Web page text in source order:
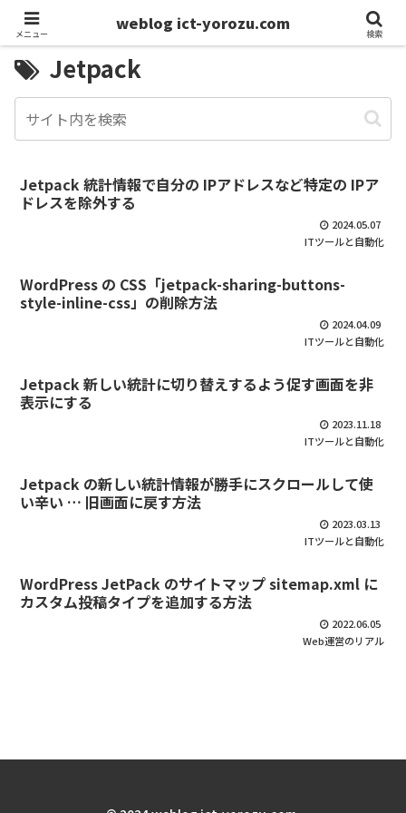
Jetpack
Jetpack 統計情報で自分の IPアドレスなど特定の IPア
ドレスを除外する
2024.05.07
ITツールと自動化
WordPress の CSS「jetpack-sharing-buttons-
style-inline-css」の削除方法
2024.04.09
ITツールと自動化
Jetpack 新しい統計に切り替えするよう促す画面を非
表示にする
2023.11.18
ITツールと自動化
Jetpack の新しい統計情報が勝手にスクロールして使
い辛い … 旧画面に戻す方法
2023.03.13
ITツールと自動化
WordPress JetPack のサイトマップ sitemap.xml に
カスタム投稿タイプを追加する方法
2022.06.05
Web運営のリアル
メニュー
weblog ict-yorozu.com
検索